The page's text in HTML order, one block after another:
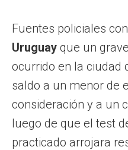
Fuentes policiales
Uruguay que un
ocurrido en la ciudad
saldo a un menor de
consideración y a un
luego de que el test
practicado arrojara